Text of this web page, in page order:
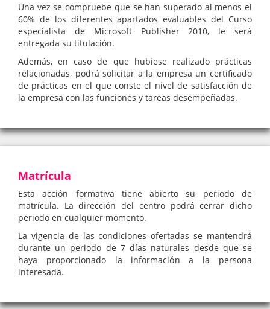
Una vez se compruebe que se han superado al menos el
60% de los diferentes apartados evaluables del Curso
especialista de Microsoft Publisher 2010, le será
entregada su titulación.
Además, en caso de que hubiese realizado prácticas
relacionadas, podrá solicitar a la empresa un certificado
de prácticas en el que conste el nivel de satisfacción de
la empresa con las funciones y tareas desempeñadas.
Matrícula
Esta acción formativa tiene abierto su periodo de
matrícula. La dirección del centro podrá cerrar dicho
periodo en cualquier momento.
La vigencia de las condiciones ofertadas se mantendrá
durante un periodo de 7 días naturales desde que se
haya proporcionado la información a la persona
interesada.